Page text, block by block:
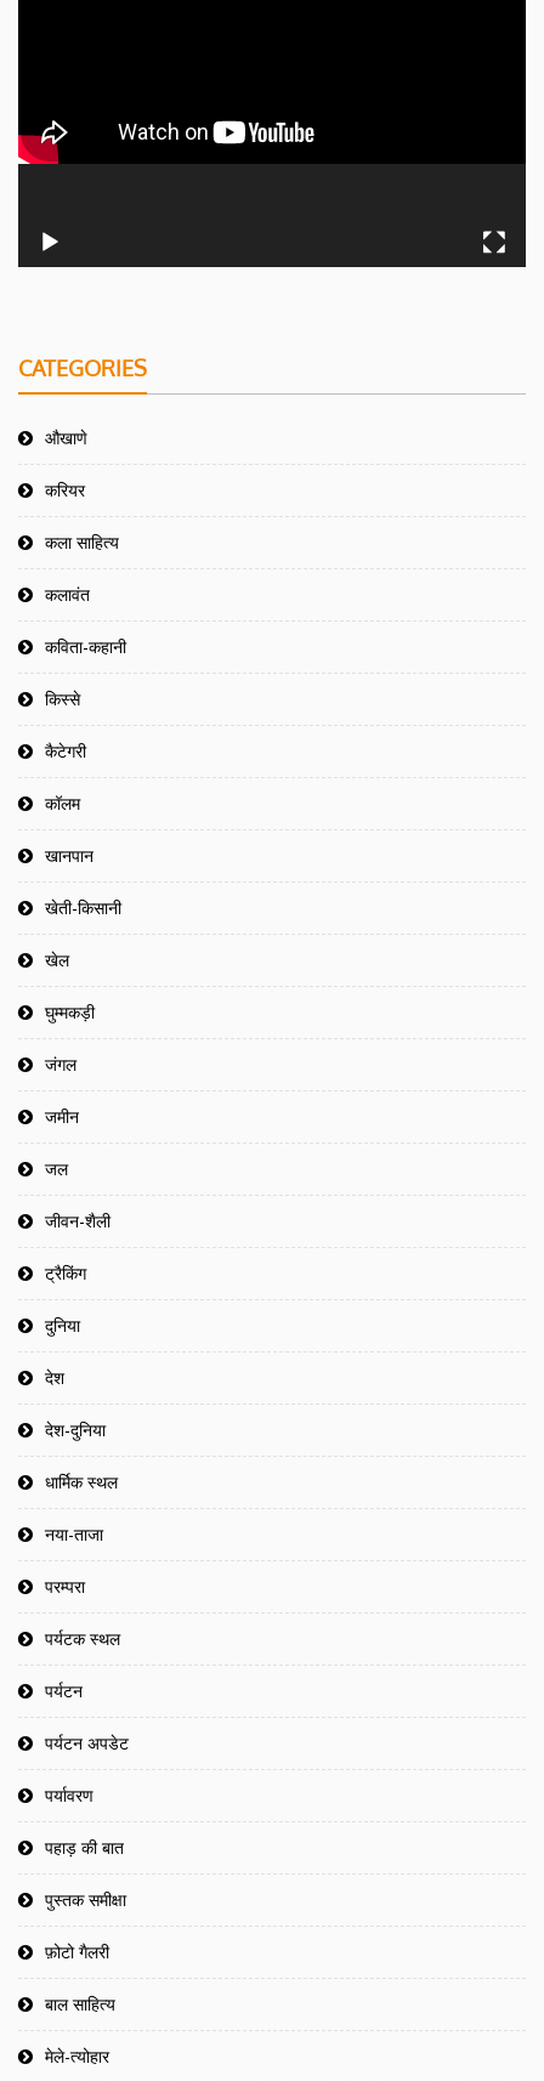
CATEGORIES
औखाणे
करियर
कला साहित्य
कलावंत
कविता-कहानी
किस्से
कैटेगरी
कॉलम
खानपान
खेती-किसानी
खेल
घुम्मकड़ी
जंगल
जमीन
जल
जीवन-शैली
ट्रैकिंग
दुनिया
देश
देश-दुनिया
धार्मिक स्थल
नया-ताजा
परम्परा
पर्यटक स्थल
पर्यटन
पर्यटन अपडेट
पर्यावरण
पहाड़ की बात
पुस्तक समीक्षा
फ़ोटो गैलरी
बाल साहित्य
मेले-त्योहार